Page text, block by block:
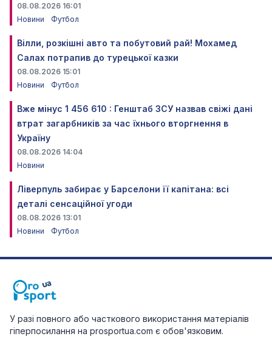
08.08.2026 16:01
Новини
Футбол
Вілли, розкішні авто та побутовий рай! Мохамед
Салах потрапив до турецької казки
08.08.2026 15:01
Новини
Футбол
Вже мінус 1 456 610 : Генштаб ЗСУ назвав свіжі дані
втрат загарбників за час їхнього вторгнення в
Україну
08.08.2026 14:04
Новини
Ліверпуль забирає у Барселони її капітана: всі
деталі сенсаційної угоди
08.08.2026 13:01
Новини
Футбол
У разі повного або часткового використання матеріалів
гіперпосилання на prosportua.com є обов'язковим.